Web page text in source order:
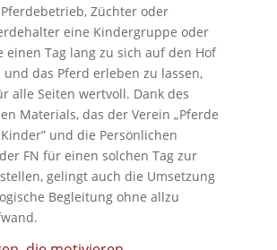
Züchter oder
eine Kindergruppe oder
einen Tag lang zu sich auf den Hof
das Pferd erleben zu lassen,
alle Seiten wertvoll. Dank des
Materials, das der Verein „Pferde
und die Persönlichen
FN für einen solchen Tag zur
gelingt auch die Umsetzung
Begleitung ohne allzu